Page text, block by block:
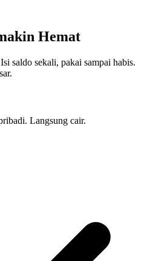
Hemat
saldo sekali, pakai sampai habis.
Langsung cair.